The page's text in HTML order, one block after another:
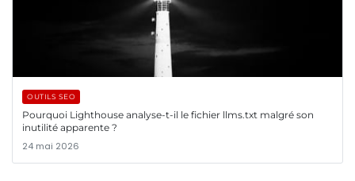
OUTILS SEO
Pourquoi Lighthouse analyse-t-il le fichier llms.txt malgré son
inutilité apparente ?
24 mai 2026